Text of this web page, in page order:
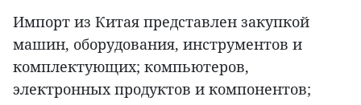
Импорт из Китая представлен закупкой
машин, оборудования, инструментов и
комплектующих; компьютеров,
электронных продуктов и компонентов;